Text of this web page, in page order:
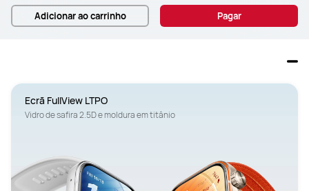
Adicionar ao carrinho Pagar
Ecrã FullView LTPO
Vidro de safira 2.5D e moldura em titânio